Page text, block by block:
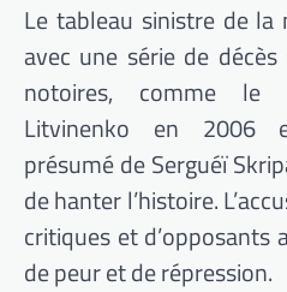
Le tableau sinistre de
avec une série de
notoires, comme le
Litvinenko en 2006
présumé de Serguéï
de hanter l’histoire.
critiques et d’opposants
de peur et de répression.